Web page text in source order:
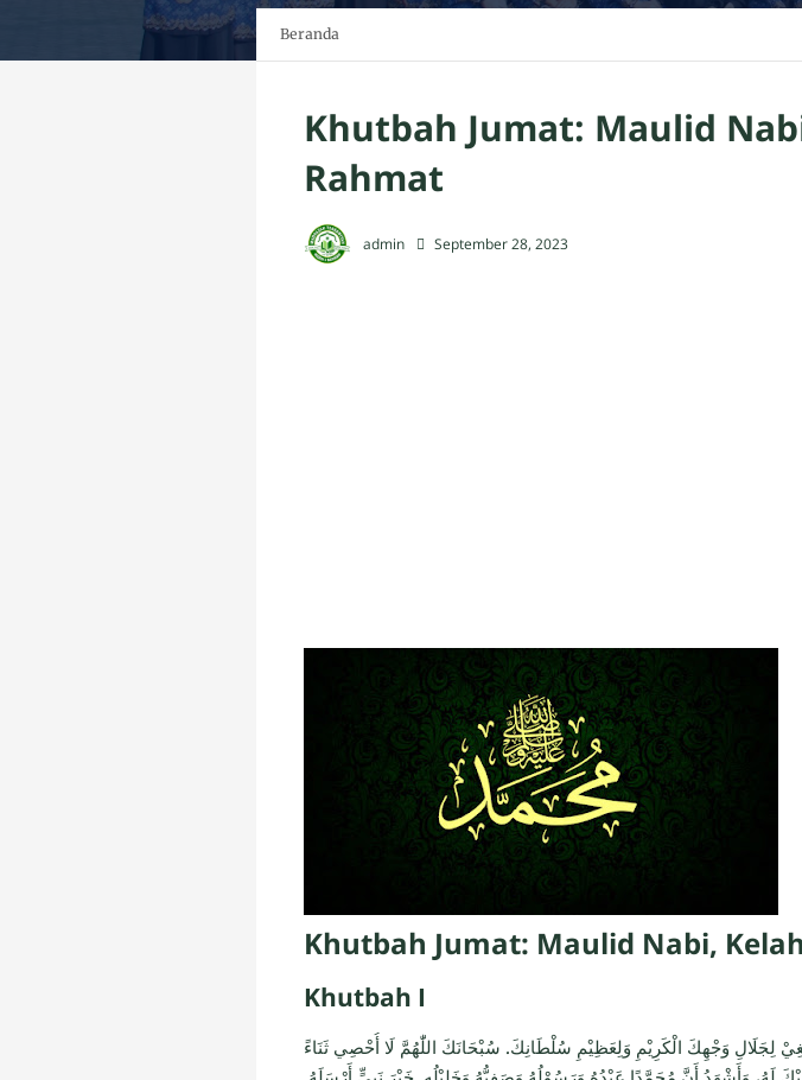
Beranda
Khutbah Jumat: Maulid
Rahmat
admin September 28, 2023
Khutbah Jumat: Maulid Nabi,
Khutbah I
لِجَلَالِ وَجْهِكَ الْكَرِيْمِ وَلِعَظِيْمِ سُلْطَانِكَ. سُبْحَانَكَ اللّٰهُمَّ لَا أُحْصِي ثَنَاءً